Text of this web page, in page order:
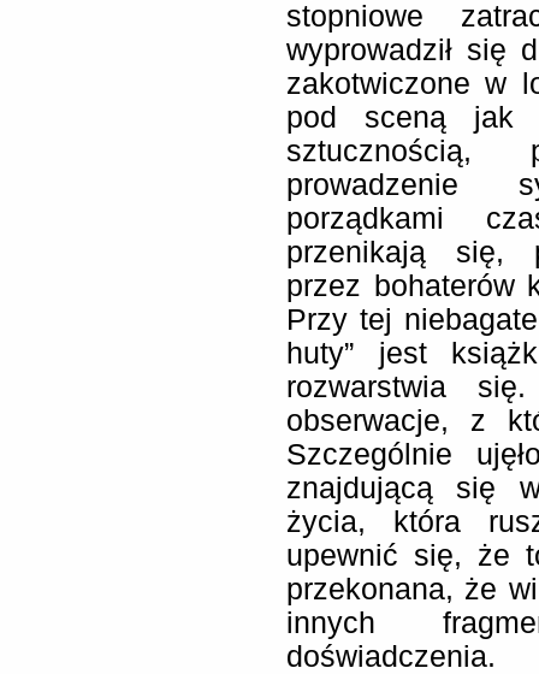
stopniowe
wyprowadził się
zakotwiczone w
pod sceną jak
sztucznością,
prowadzenie
porządkami
przenikają się,
przez bohaterów
Przy tej
huty” jest
rozwarstwia
obserwacje, z
Szczególnie
znajdującą się
życia, która
upewnić się, że
przekonana, że
innych
doświadczenia.